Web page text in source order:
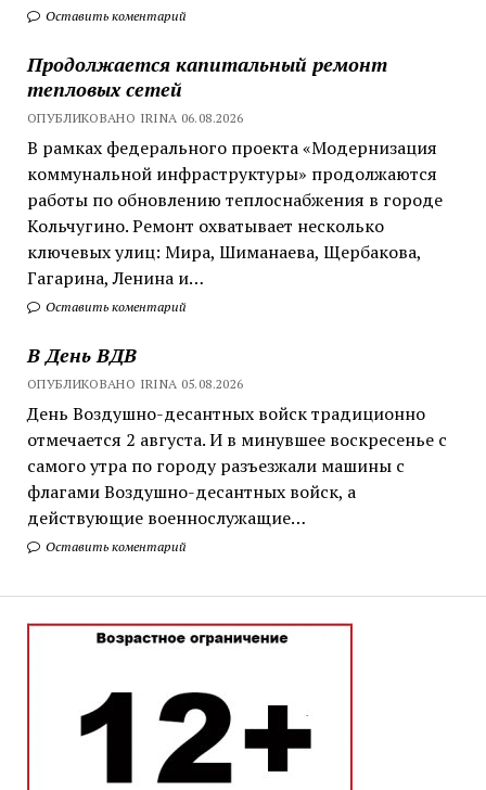
Оставить коментарий
Продолжается капитальный ремонт
тепловых сетей
ОПУБЛИКОВАНО IRINA 06.08.2026
В рамках федерального проекта «Модернизация
коммунальной инфраструктуры» продолжаются
работы по обновлению теплоснабжения в городе
Кольчугино. Ремонт охватывает несколько
ключевых улиц: Мира, Шиманаева, Щербакова,
Гагарина, Ленина и…
Оставить коментарий
В День ВДВ
ОПУБЛИКОВАНО IRINA 05.08.2026
День Воздушно-десантных войск традиционно
отмечается 2 августа. И в минувшее воскресенье с
самого утра по городу разъезжали машины с
флагами Воздушно-десантных войск, а
действующие военнослужащие…
Оставить коментарий